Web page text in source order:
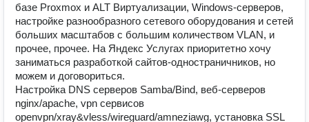
базе Proxmox и ALT Виртуализации, Windows-серверов,
настройке разнообразного сетевого оборудования и сетей
больших масштабов с большим количеством VLAN, и
прочее, прочее. На Яндекс Услугах приоритетно хочу
заниматься разработкой сайтов-одностраничников, но
можем и договориться.
Настройка DNS серверов Samba/Bind, веб-серверов
nginx/apache, vpn сервисов
openvpn/xray&vless/wireguard/amneziawg, установка SSL